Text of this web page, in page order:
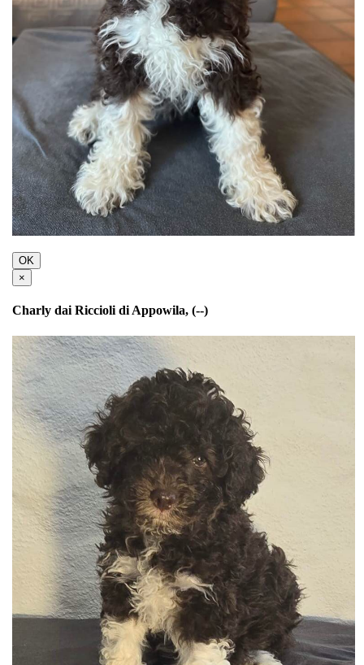
OK
×
Charly dai Riccioli di Appowila, (--)